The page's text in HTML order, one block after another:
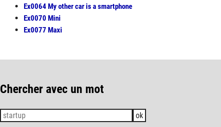
Ex0064 My other car is a smartphone
Ex0070 Mini
Ex0077 Maxi
Chercher avec un mot
ok